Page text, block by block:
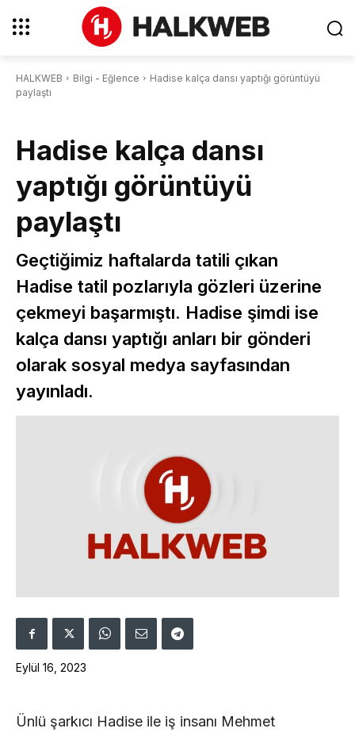
HALKWEB Bilgi - Eğlence
Hadise kalça dansı yaptığı görüntüyü
paylaştı
Hadise kalça dansı
yaptığı görüntüyü
paylaştı
Geçtiğimiz haftalarda tatili çıkan
Hadise tatil pozlarıyla gözleri üzerine
çekmeyi başarmıştı. Hadise şimdi ise
kalça dansı yaptığı anları bir gönderi
olarak sosyal medya sayfasından
yayınladı.
Eylül 16, 2023
Ünlü şarkıcı Hadise ile iş insanı Mehmet